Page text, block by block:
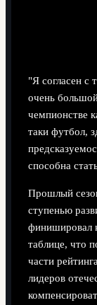
"Я согласен с
очень
чемпионстве
таки футбол,
способна
Прошлый
ступенью
финишировал
таблице, что
части
лидеров